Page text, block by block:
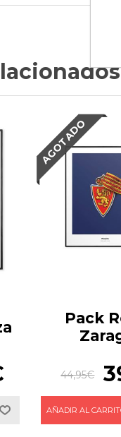
AGOTADO
Pack
44,95€